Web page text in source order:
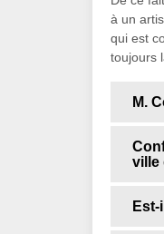
à un
qui est
toujours
M.
ville